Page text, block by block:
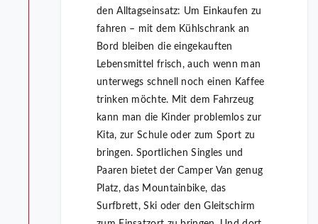
den Alltagseinsatz: Um Einkaufen zu
fahren – mit dem Kühlschrank an
Bord bleiben die eingekauften
Lebensmittel frisch, auch wenn man
unterwegs schnell noch einen Kaffee
trinken möchte. Mit dem Fahrzeug
kann man die Kinder problemlos zur
Kita, zur Schule oder zum Sport zu
bringen. Sportlichen Singles und
Paaren bietet der Camper Van genug
Platz, das Mountainbike, das
Surfbrett, Ski oder den Gleitschirm